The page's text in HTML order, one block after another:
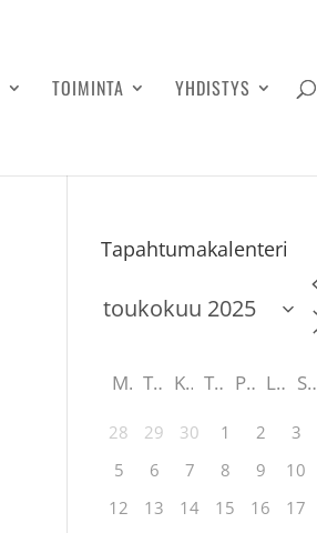
TOIMINTA YHDISTYS
Tapahtumakalenteri
M T K T P L S
28 29 30 1 2 3
5
6 7 8 9 10
12
13 14 15 16 17